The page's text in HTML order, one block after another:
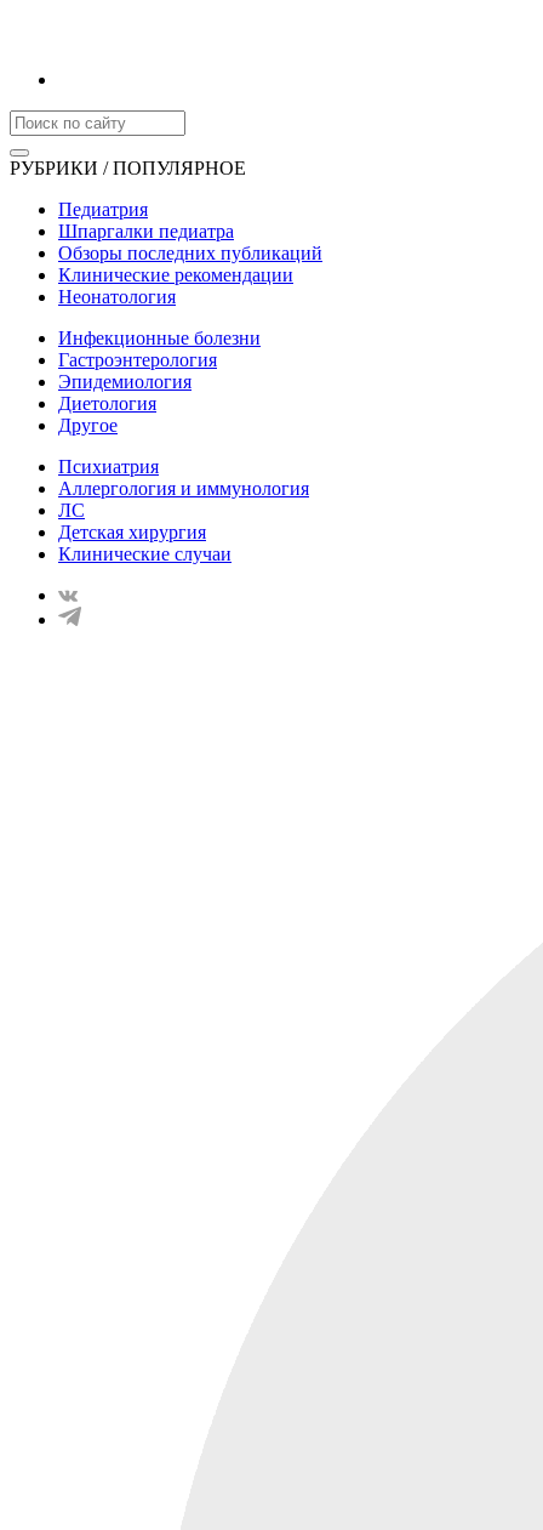
РУБРИКИ / ПОПУЛЯРНОЕ
Педиатрия
Шпаргалки педиатра
Обзоры последних публикаций
Клинические рекомендации
Неонатология
Инфекционные болезни
Гастроэнтерология
Эпидемиология
Диетология
Другое
Психиатрия
Аллергология и иммунология
ЛС
Детская хирургия
Клинические случаи